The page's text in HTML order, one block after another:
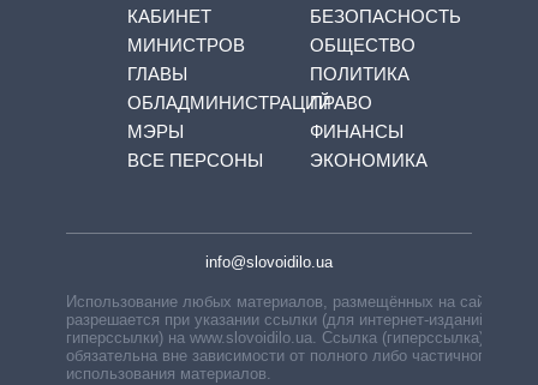
КАБИНЕТ
МИНИСТРОВ
ГЛАВЫ
ОБЛАДМИНИСТРАЦИЙ
МЭРЫ
ВСЕ ПЕРСОНЫ
БЕЗОПАСНОСТЬ
ОБЩЕСТВО
ПОЛИТИКА
ПРАВО
ФИНАНСЫ
ЭКОНОМИКА
info@slovoidilo.ua
Использование любых материалов, размещённых на сайте,
разрешается при указании ссылки (для интернет-изданий —
гиперссылки) на www.slovoidilo.ua. Ссылка (гиперссылка)
обязательна вне зависимости от полного либо частичного
использования материалов.